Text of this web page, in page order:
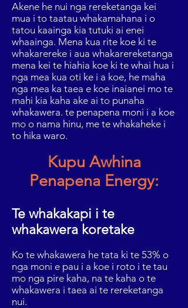
Akene he nui nga rereketanga kei
mua i to taatau whakamahana i o
tatou kaainga kia tutuki ai enei
whaainga. Mena kua rite koe ki te
whakarereke i aua whakarereketanga
mena kei te hiahia koe ki te whai hua i
nga mea kua oti ke i a koe, he maha
nga mea ka taea e koe inaianei mo te
mahi kia kaha ake ai to punaha
whakawera. te penapena moni i a koe
mo o nama hinu, me te whakaheke i
to hika waro.
Kupu Awhina
Penapena Energy:
Te whakakapi i te
whakawera koretake
Ko te whakawera he tata ki te 53% o
nga moni e pau i a koe i roto i te tau
mo nga pire kaha, na te kaha o te
whakawera i taea ai te rereketanga
nui.